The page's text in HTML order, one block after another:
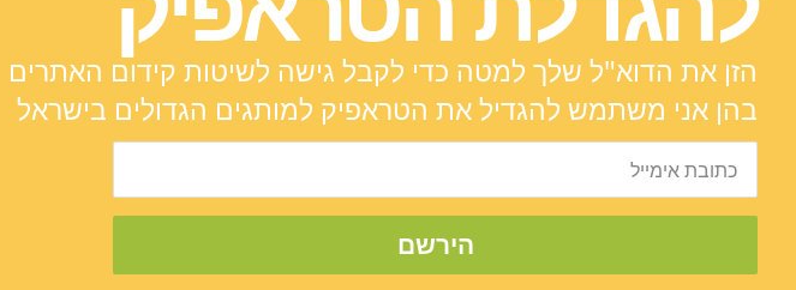
הזן את הדוא"ל שלך למטה כדי לקבל גישה לשיטות קידום האתרים
בהן אני משתמש להגדיל את הטראפיק למותגים הגדולים בישראל
הירשם